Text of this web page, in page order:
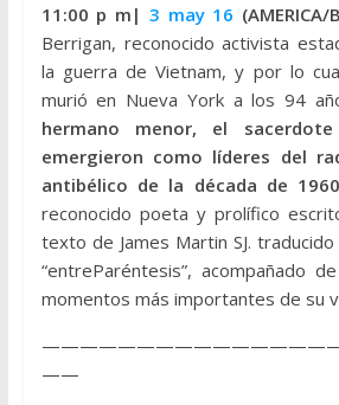
11:00 p m| 3 may 16 (AMERICA/
Berrigan, reconocido activista
la guerra de Vietnam, y por lo
murió en Nueva York a los 94
hermano menor, el
emergieron como líderes del
antibélico de la década de
reconocido poeta y prolífico
texto de James Martin SJ.
“entreParéntesis”, acompañado
momentos más importantes de su
——